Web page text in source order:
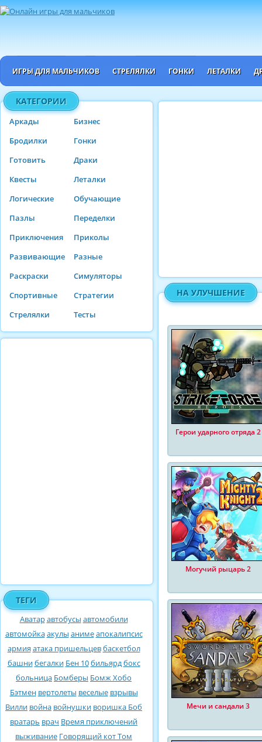
ИГРЫ ДЛЯ МАЛЬЧИКОВ СТРЕЛЯЛКИ ГОНКИ ЛЕТАЛКИ
КАТЕГОРИИ
Аркады
Бизнес
Бродилки
Гонки
Готовить
Драки
Квесты
Леталки
Логические
Обучающие
Пазлы
Переделки
Приключения
Приколы
Развивающие
Разные
Раскраски
Симуляторы
Спортивные
Стратегии
Стрелялки
Тесты
ТЕГИ
Аватаравтобусы автомобили
автомойкаакулы анимеапокалипсис
армия атака пришельцевбаскетбол
башнибегалки Бен 10бильярдбокс
больница Бомберы Бомж Хобо
Бэтмен вертолеты веселые взрывы
Вилли война войнушки воришка Боб
вратарь врач Время приключений
выживание Говорящий кот Том
НА УЛУЧШЕНИЕ
Герои ударного отряда 2
Могучий рыцарь 2
Мечи и сандали 3